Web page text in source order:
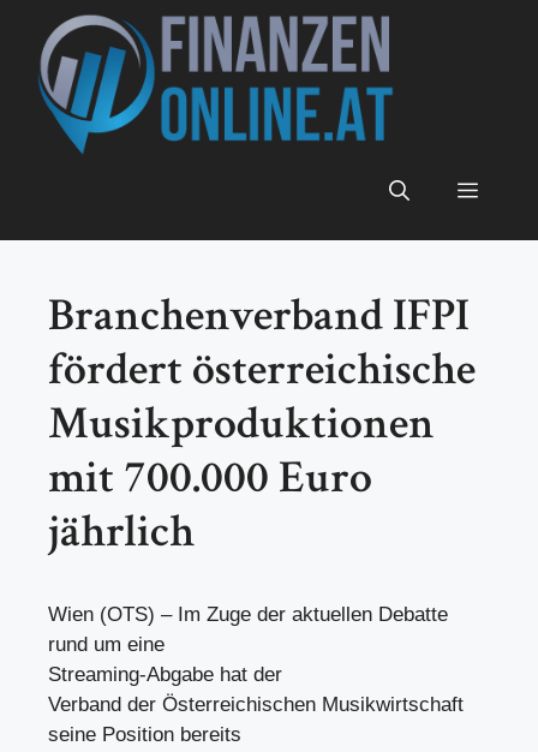
Inhalt
springen
Menü
Branchenverband IFPI
fördert österreichische
Musikproduktionen
mit 700.000 Euro
jährlich
Wien (OTS) – Im Zuge der aktuellen Debatte
rund um eine
Streaming-Abgabe hat der
Verband der Österreichischen Musikwirtschaft
seine Position bereits